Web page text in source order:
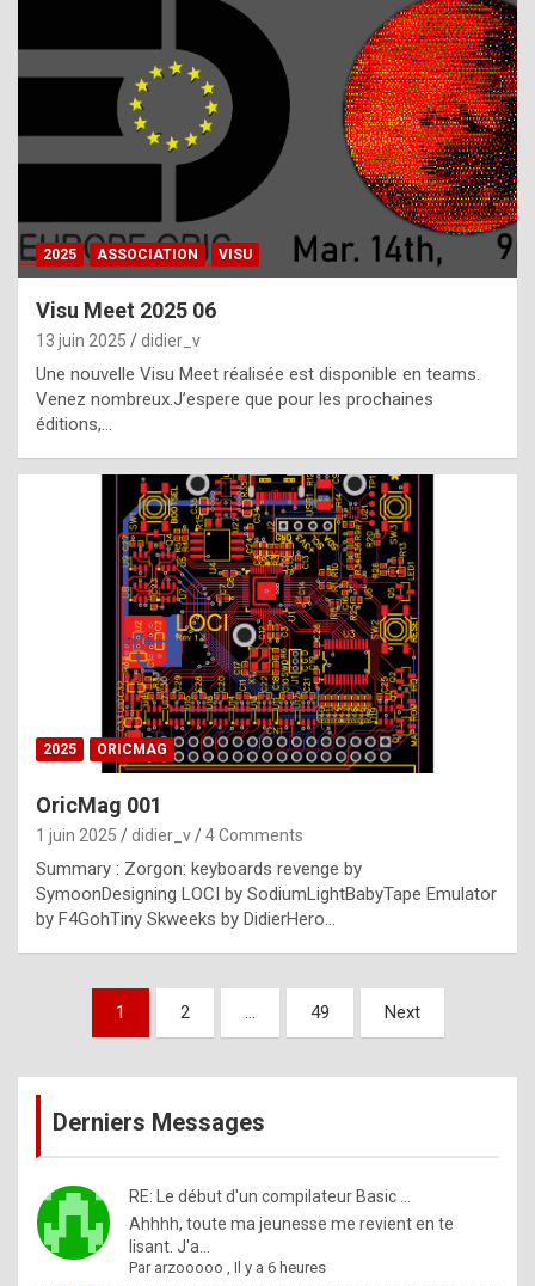
h
a
t
t
e
b
e
s
t
p
h
o
n
y
l
e
x
a
%
m
a
d
2025 ASSOCIATION VISU
Visu Meet 2025 06
13 juin 2025 didier_v
Une nouvelle Visu Meet réalisée est disponible en teams.
Venez nombreux.J’espere que pour les prochaines
éditions,…
2025 ORICMAG
OricMag 001
1 juin 2025 didier_v 4 Comments
Summary : Zorgon: keyboards revenge by
SymoonDesigning LOCI by SodiumLightBabyTape Emulator
by F4GohTiny Skweeks by DidierHero…
Pagination
publications
1 2 … 49 Next
Derniers Messages
RE: Le début d'un compilateur Basic ...
Ahhhh, toute ma jeunesse me revient en te
lisant. J'a...
Par arzooooo ,Il y a 6 heures